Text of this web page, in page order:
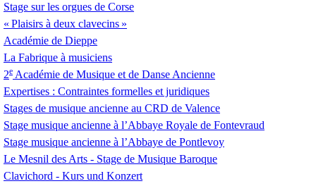
Stage sur les orgues de Corse
« Plaisirs à deux clavecins »
Académie de Dieppe
La Fabrique à musiciens
2e Académie de Musique et de Danse Ancienne
Expertises : Contraintes formelles et juridiques
Stages de musique ancienne au CRD de Valence
Stage musique ancienne à l’Abbaye Royale de Fontevraud
Stage musique ancienne à l’Abbaye de Pontlevoy
Le Mesnil des Arts - Stage de Musique Baroque
Clavichord - Kurs und Konzert